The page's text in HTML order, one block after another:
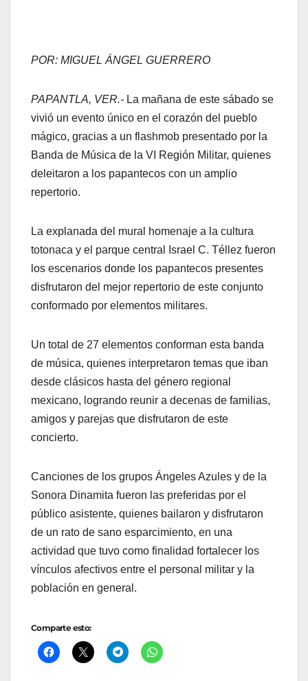
POR: MIGUEL ÁNGEL GUERRERO
PAPANTLA, VER.- La mañana de este sábado se
vivió un evento único en el corazón del pueblo
mágico, gracias a un flashmob presentado por la
Banda de Música de la VI Región Militar, quienes
deleitaron a los papantecos con un amplio
repertorio.
La explanada del mural homenaje a la cultura
totonaca y el parque central Israel C. Téllez fueron
los escenarios donde los papantecos presentes
disfrutaron del mejor repertorio de este conjunto
conformado por elementos militares.
Un total de 27 elementos conforman esta banda
de música, quienes interpretaron temas que iban
desde clásicos hasta del género regional
mexicano, logrando reunir a decenas de familias,
amigos y parejas que disfrutaron de este
concierto.
Canciones de los grupos Ángeles Azules y de la
Sonora Dinamita fueron las preferidas por el
público asistente, quienes bailaron y disfrutaron
de un rato de sano esparcimiento, en una
actividad que tuvo como finalidad fortalecer los
vínculos afectivos entre el personal militar y la
población en general.
Comparte esto: